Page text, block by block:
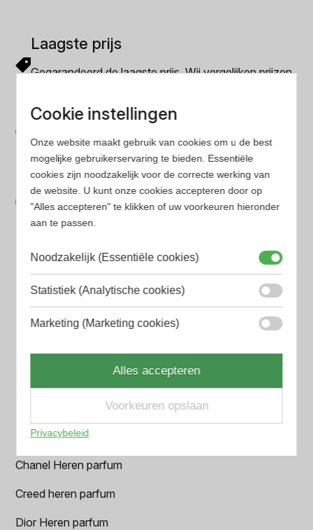
Laagste prijs
Gegarandeerd de laagste prijs. Wij vergelijken prijzen
Gemakkelijk zoeken
Op onze website vind je eenvoudig je favoriete
parfum met onze geavanceerde zoekfilters
Bespaar tijd en geld
Wij hebben alle prijzen voor je verzameld zodat jij
minder tijd en geld kwijt bent
Populaire herengeuren
Amouage Heren parfum
Aramis Heren parfum
Azzaro Heren parfum
BALR. Heren parfum
BVLGARI Heren parfum
Chanel Heren parfum
Creed heren parfum
Dior Heren parfum
Cookie instellingen
Onze website maakt gebruik van cookies om u de best
mogelijke gebruikerservaring te bieden. Essentiële
cookies zijn noodzakelijk voor de correcte werking van
de website. U kunt onze cookies accepteren door op
"Alles accepteren" te klikken of uw voorkeuren hieronder
aan te passen.
Noodzakelijk (Essentiële cookies)
Statistiek (Analytische cookies)
Marketing (Marketing cookies)
Alles accepteren
Voorkeuren opslaan
Privacybeleid